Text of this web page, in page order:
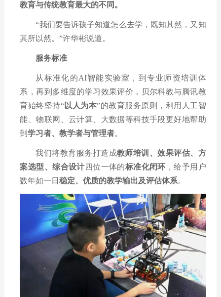
教育与传统教育最大的不同。
“我们要告诉孩子知道怎么去学，既知其然，又知
其所以然。”许华彬说道。
服务标准
从标准化的AI智能实验室，到专业师资培训体
系，再到多维度的学习效果评价，贝尔科教与腾讯教
育始终坚持“以人为本”的教育服务原则，利用人工智
能、物联网、云计算、大数据等科技手段更好地帮助
到学习者、教学者与管理者。
我们将教育服务打造成教师培训、效果评估、方
案选型、综合设计 四位一体的标准化闭环 ，给予用户
数年如一日稳定、优质的教学输出及评估体系。